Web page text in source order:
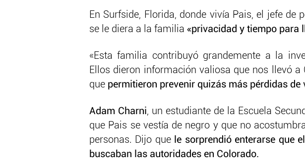
En Surfside, Florida, donde vivía Pais, el jefe de
se le diera a la familia «privacidad y tiempo para
«Esta familia contribuyó grandemente a la
Ellos dieron información valiosa que nos llevó
que permitieron prevenir quizás más pérdidas de
Adam Charni, un estudiante de la Escuela
que Pais se vestía de negro y que no
personas. Dijo que le sorprendió enterarse que
buscaban las autoridades en Colorado.